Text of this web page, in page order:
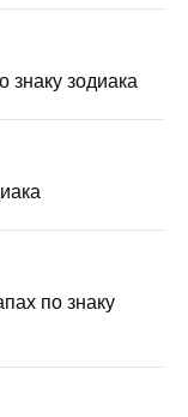
зодиака
по знаку